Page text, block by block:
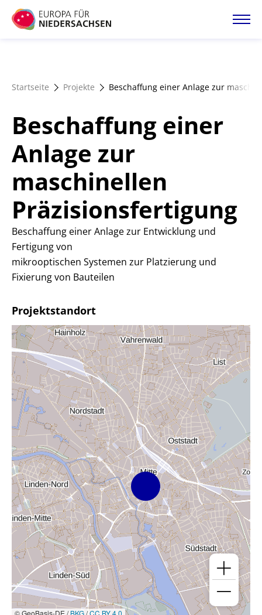
Direkt
zum
Förderangebote
Magazin
Startseite Projekte Beschaffung einer Anlage zur
Beschaffung einer
Anlage zur
maschinellen
Präzisionsfertigung
Beschaffung einer Anlage zur Entwicklung und
Fertigung von
mikrooptischen Systemen zur Platzierung und
Fixierung von Bauteilen
Projektstandort
© GeoBasis-DE /BKG/CC BY 4.0